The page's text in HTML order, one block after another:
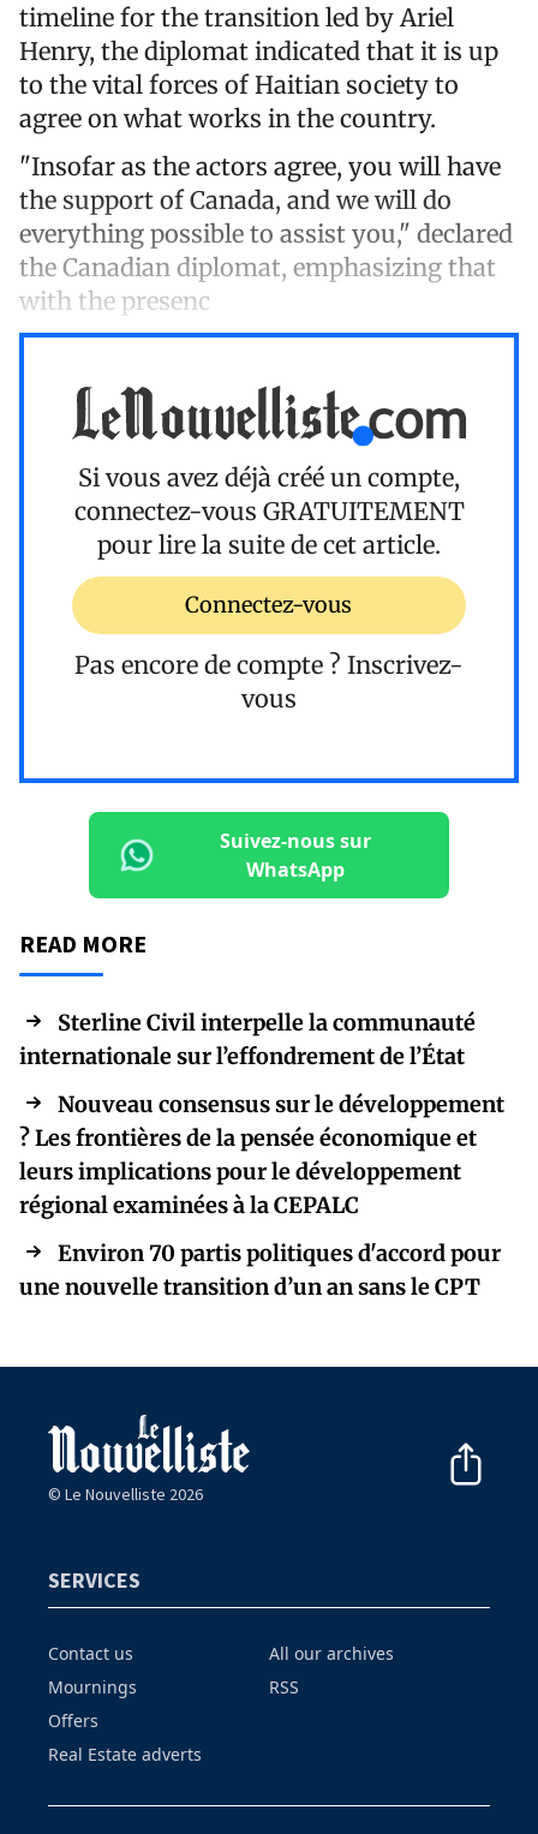
timeline for the transition led by Ariel
Henry, the diplomat indicated that it is up
to the vital forces of Haitian society to
agree on what works in the country.
"Insofar as the actors agree, you will have
the support of Canada, and we will do
everything possible to assist you," declared
the Canadian diplomat, emphasizing that
with the presenc
Si vous avez déjà créé un compte,
connectez-vous GRATUITEMENT
pour lire la suite de cet article.
Connectez-vous
Pas encore de compte ? Inscrivez-
vous
Suivez-nous sur
WhatsApp
READ MORE
Sterline Civil interpelle la communauté
internationale sur l’effondrement de l’État
Nouveau consensus sur le développement
? Les frontières de la pensée économique et
leurs implications pour le développement
régional examinées à la CEPALC
Environ 70 partis politiques d'accord pour
une nouvelle transition d’un an sans le CPT
© Le Nouvelliste 2026
SERVICES
Contact us
Mournings
Offers
Real Estate adverts
All our archives
RSS